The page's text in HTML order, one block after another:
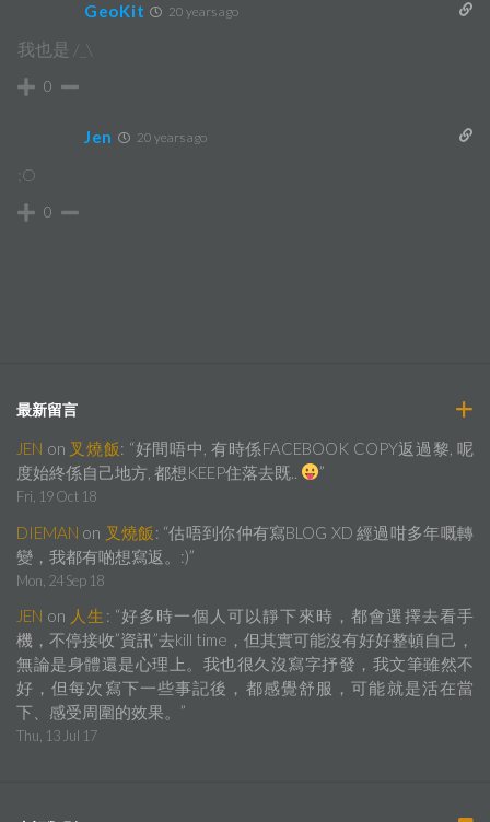
GeoKit 20 years ago
我也是 /_\
0
Jen 20 years ago
:O
0
最新留言
JEN on 叉燒飯: “好間唔中, 有時係FACEBOOK COPY返過黎, 呢
度始終係自己地方, 都想KEEP住落去既..
”
Fri, 19 Oct 18
DIEMAN on 叉燒飯 : “估唔到你仲有寫BLOG XD 經過咁多年嘅轉
變，我都有啲想寫返。:)”
Mon, 24 Sep 18
JEN on 人生 : “好多時一個人可以靜下來時，都會選擇去看手
機，不停接收”資訊”去kill time，但其實可能沒有好好整頓自己，
無論是身體還是心理上。我也很久沒寫字抒發，我文筆雖然不
好，但每次寫下一些事記後，都感覺舒服，可能就是活在當
下、感受周圍的效果。 ”
Thu, 13 Jul 17